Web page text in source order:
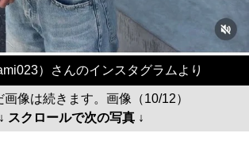
）さんのインスタグラムより
画像は続きます。画像（10/12）
↓ スクロールで次の写真 ↓